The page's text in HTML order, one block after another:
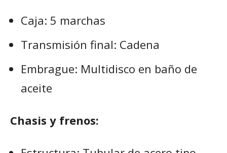
Caja: 5 marchas
Transmisión final: Cadena
Embrague: Multidisco en baño de
aceite
Chasis y frenos: